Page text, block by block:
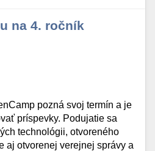
na 4. ročník
pozná svoj termín a je
príspevky. Podujatie sa
technológii, otvoreného
aj otvorenej verejnej správy a